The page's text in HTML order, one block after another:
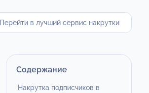
Перейти в лучший сервис накрутки
Содержание
Накрутка подписчиков в